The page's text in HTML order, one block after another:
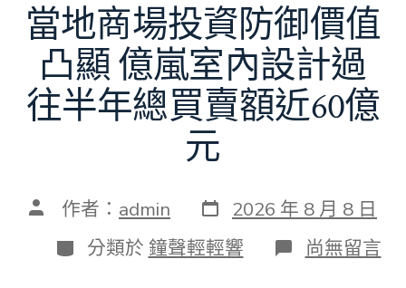
當地商場投資防御價值
凸顯 億嵐室內設計過
往半年總買賣額近60億
元
文 作者： admin 發
表
日
期
2026 年 8 月 8 日
分
類
分類於 鐘聲輕輕響 在
〈當
尚無留言